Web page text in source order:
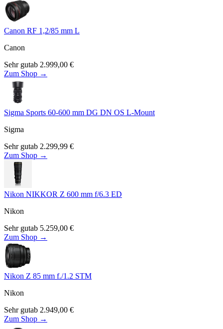
Canon RF 1,2/85 mm L
Canon
Sehr gutab 2.999,00 €
Zum Shop →
Sigma Sports 60-600 mm DG DN OS L-Mount
Sigma
Sehr gutab 2.299,99 €
Zum Shop →
Nikon NIKKOR Z 600 mm f/6.3 ED
Nikon
Sehr gutab 5.259,00 €
Zum Shop →
Nikon Z 85 mm f./1.2 STM
Nikon
Sehr gutab 2.949,00 €
Zum Shop →